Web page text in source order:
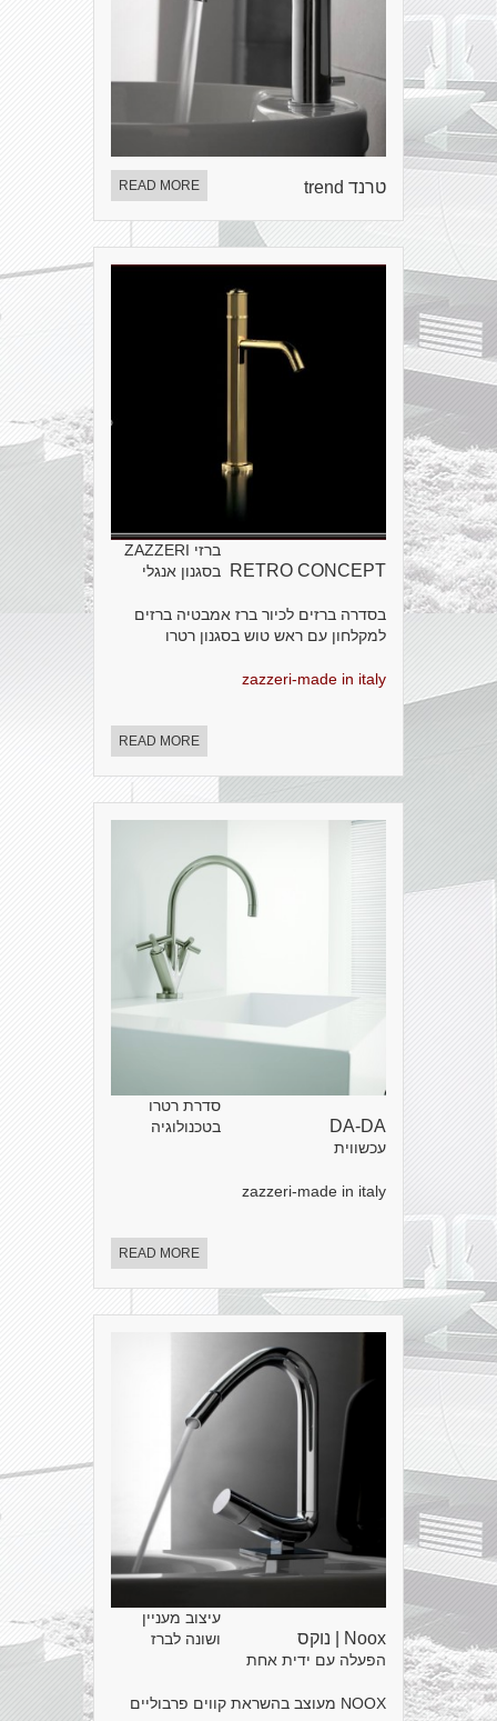
טרנד trend READ MORE
RETRO CONCEPT
ברזי ZAZZERI
בסגנון אנגלי
בסדרה ברזים לכיור ברז אמבטיה ברזים
למקלחון עם ראש טוש בסגנון רטרו
zazzeri-made in italy
READ MORE
DA-DA
סדרת רטרו
בטכנולוגיה
עכשווית
zazzeri-made in italy
READ MORE
Noox | נוקס
עיצוב מעניין
ושונה לברז
הפעלה עם ידית אחת
NOOX מעוצב בהשראת קווים פרבוליים